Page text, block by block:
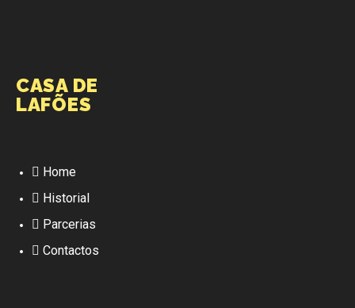
CASA DE
LAFÕES
Home
Historial
Parcerias
Contactos